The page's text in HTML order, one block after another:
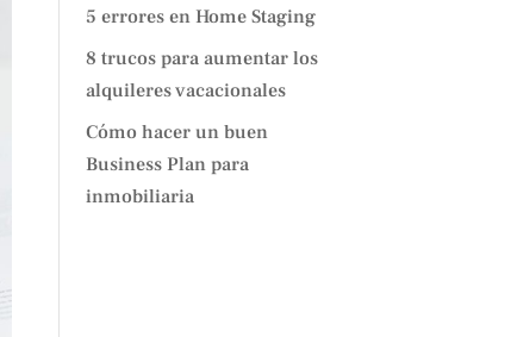
5 errores en Home Staging
8 trucos para aumentar los
alquileres vacacionales
Cómo hacer un buen
Business Plan para
inmobiliaria